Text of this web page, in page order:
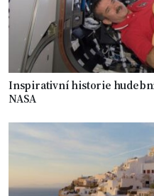
Inspirativní historie
NASA